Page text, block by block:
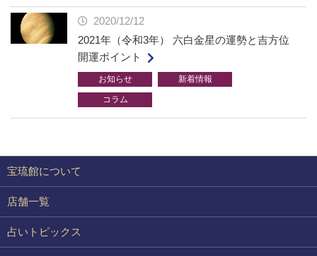
2020/12/12
2021年（令和3年） 六白金星の運勢と吉方位
開運ポイント
お知らせ 新着情報
コラム
宝琉館について
店舗一覧
占いトピックス